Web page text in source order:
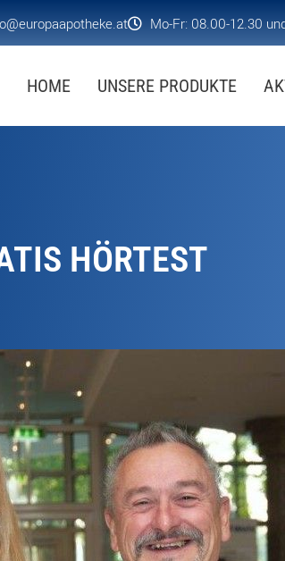
Mo-Fr: 08.00-12.30
HOME UNSERE PRODUKTE
HÖRTEST